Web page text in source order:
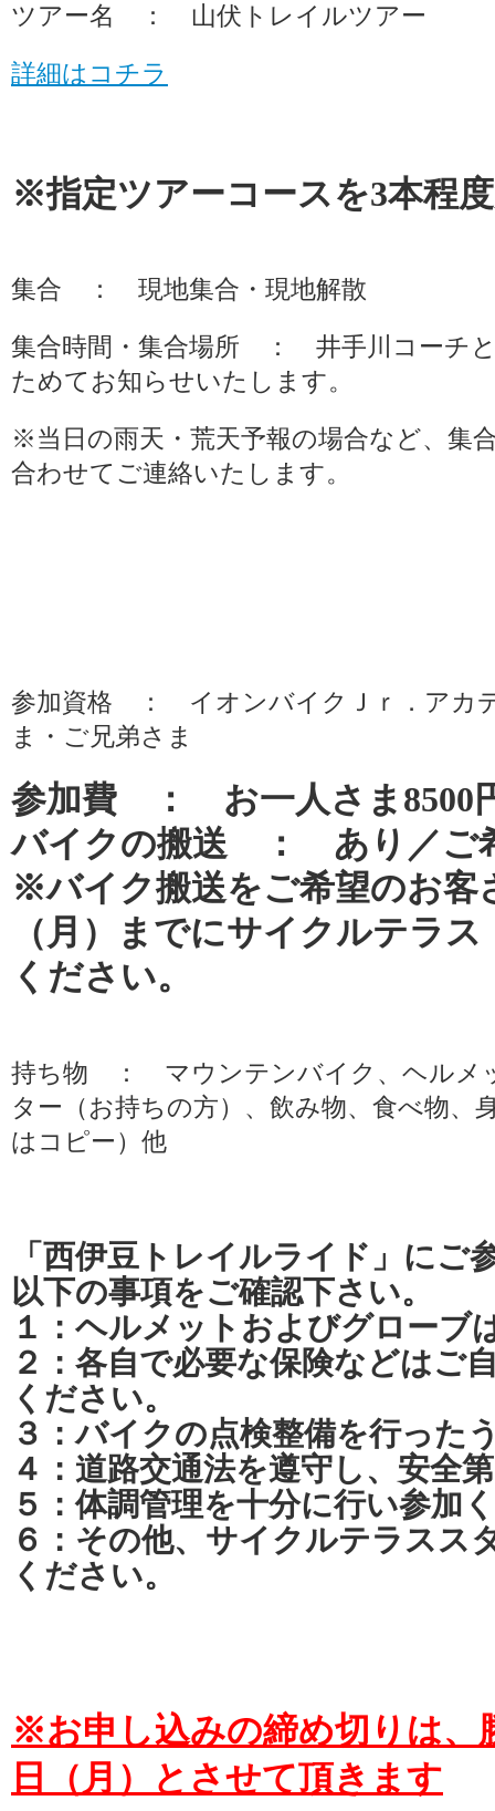
ツアー名 ： 山伏トレイルツアー
詳細はコチラ
※指定ツアーコースを3本程
集合 ： 現地集合・現地解散
集合時間・集合場所 ： 井手川コーチ
ためてお知らせいたします。
※当日の雨天・荒天予報の場合など、集
合わせてご連絡いたします。
参加資格 ： イオンバイクＪｒ．アカ
ま・ご兄弟さま
参加費 ： お一人さま8500
バイクの搬送 ： あり／ご
※バイク搬送をご希望のお客
（月）までにサイクルテラ
ください。
持ち物 ： マウンテンバイク、ヘルメ
ター（お持ちの方）、飲み物、食べ物、
はコピー）他
「西伊豆トレイルライド」にご
以下の事項をご確認下さい。
１：ヘルメットおよびグローブ
２：各自で必要な保険などはご
ください。
３：バイクの点検整備を行った
４：道路交通法を遵守し、安全
５：体調管理を十分に行い参加
６：その他、サイクルテラスス
ください。
※お申し込みの締め切りは、
日（月）とさせて頂きます